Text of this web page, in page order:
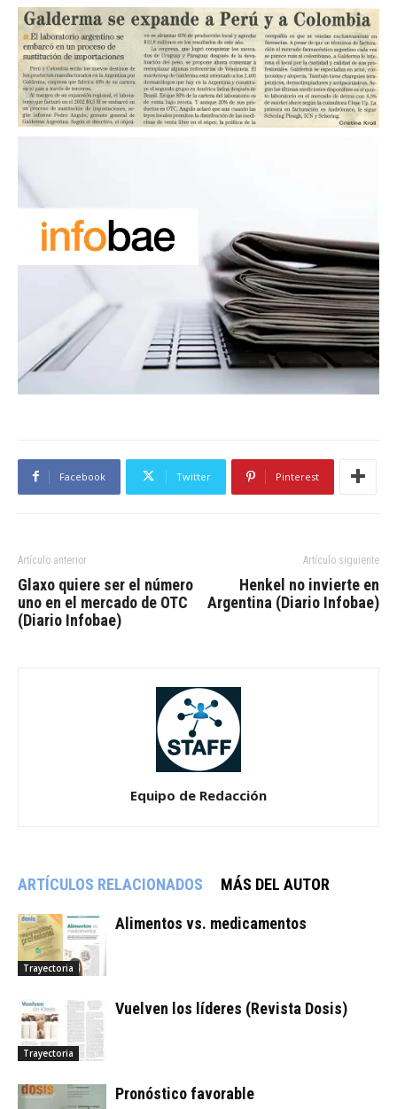
Facebook Twitter Pinterest
Artículo anterior
Glaxo quiere ser el número
uno en el mercado de OTC
(Diario Infobae)
Artículo siguiente
Henkel no invierte en
Argentina (Diario Infobae)
Equipo de Redacción
ARTÍCULOS RELACIONADOS MÁS DEL AUTOR
Trayectoria
Alimentos vs. medicamentos
Trayectoria
Vuelven los líderes (Revista Dosis)
Pronóstico favorable